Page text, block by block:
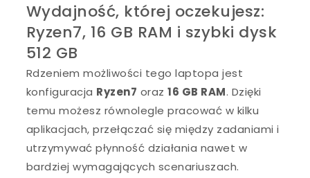
Wydajność, której oczekujesz:
Ryzen7, 16 GB RAM i szybki dysk
512 GB
Rdzeniem możliwości tego laptopa jest
konfiguracja Ryzen7 oraz16 GB RAM. Dzięki
temu możesz równolegle pracować w kilku
aplikacjach, przełączać się między zadaniami i
utrzymywać płynność działania nawet w
bardziej wymagających scenariuszach.